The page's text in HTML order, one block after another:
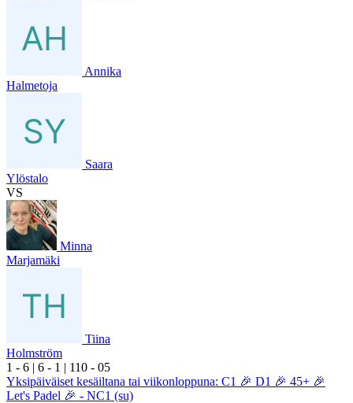
Annika
Halmetoja
Saara
Ylöstalo
VS
Minna
Marjamäki
Tiina
Holmström
1 - 6 | 6 - 1 | 110 - 05
Yksipäiväiset kesäiltana tai viikonloppuna: C1 🎉 D1 🎉 45+ 🎉
Let's Padel 🎉 - NC1 (su)